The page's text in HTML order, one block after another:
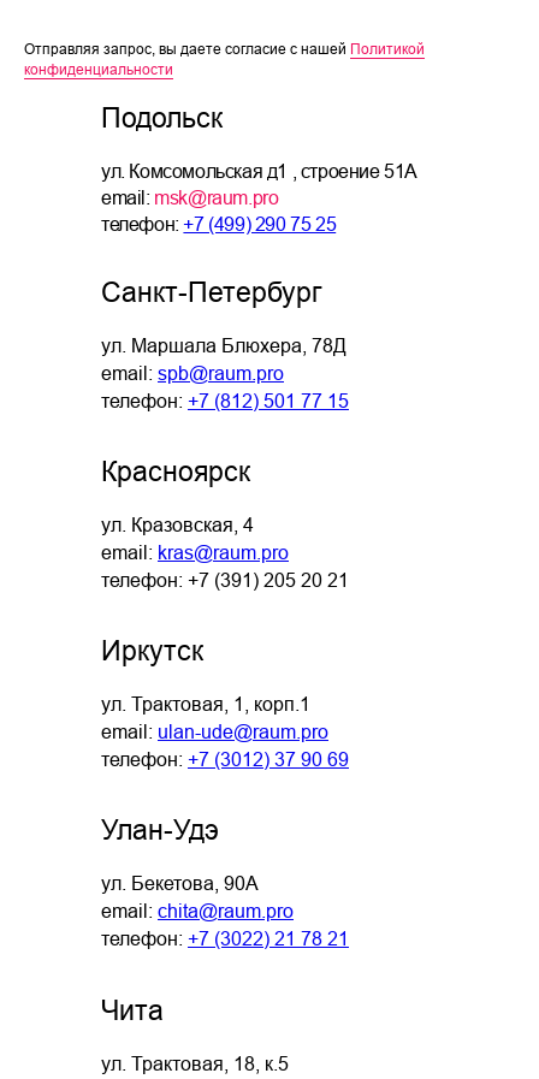
Отправляя запрос, вы даете согласие с нашей Политикой
конфиденциальности
ул. Кразовская, 4
email: kras@raum.pro
телефон: +7 (391) 205 20 21
Красноярск
ул. Трактовая, 1, корп.1
email: ulan-ude@raum.pro
телефон: +7 (3012) 37 90 69
Иркутск
Улан-Удэ
ул. Бекетова, 90А
email: chita@raum.pro
телефон: +7 (3022) 21 78 21
ул. Трактовая, 18, к.5
Чита
ул. Маршала Блюхера, 78Д
email: spb@raum.pro
телефон: +7 (812) 501 77 15
Санкт-Петербург
Подольск
ул. Комсомольская д1 , строение 51А
email: msk@raum.pro
телефон:+7 (499) 290 75 25